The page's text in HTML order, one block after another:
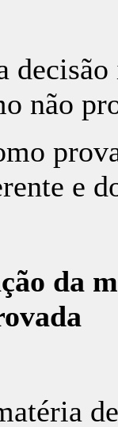
não
e
da